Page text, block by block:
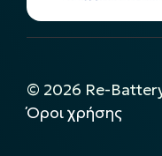
© 2026 Re-
Όροι χρήσης